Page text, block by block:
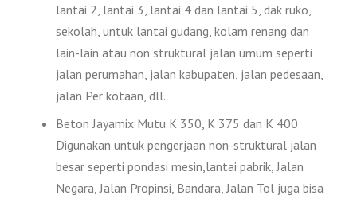
lantai 2, lantai 3, lantai 4 dan lantai 5, dak ruko,
sekolah, untuk lantai gudang, kolam renang dan
lain-lain atau non struktural jalan umum seperti
jalan perumahan, jalan kabupaten, jalan pedesaan,
jalan Per kotaan, dll.
Beton Jayamix Mutu K 350, K 375 dan K 400
Digunakan untuk pengerjaan non-struktural jalan
besar seperti pondasi mesin,lantai pabrik, Jalan
Negara, Jalan Propinsi, Bandara, Jalan Tol juga bisa